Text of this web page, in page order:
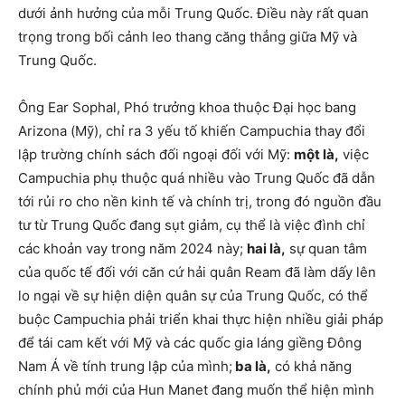
dưới ảnh hưởng của mỗi Trung Quốc. Điều này rất quan
trọng trong bối cảnh leo thang căng thẳng giữa Mỹ và
Trung Quốc.
Ông Ear Sophal, Phó trưởng khoa thuộc Đại học bang
Arizona (Mỹ), chỉ ra 3 yếu tố khiến Campuchia thay đổi
lập trường chính sách đối ngoại đối với Mỹ: một là, việc
Campuchia phụ thuộc quá nhiều vào Trung Quốc đã dẫn
tới rủi ro cho nền kinh tế và chính trị, trong đó nguồn đầu
tư từ Trung Quốc đang sụt giảm, cụ thể là việc đình chỉ
các khoản vay trong năm 2024 này; hai là, sự quan tâm
của quốc tế đối với căn cứ hải quân Ream đã làm dấy lên
lo ngại về sự hiện diện quân sự của Trung Quốc, có thể
buộc Campuchia phải triển khai thực hiện nhiều giải pháp
để tái cam kết với Mỹ và các quốc gia láng giềng Đông
Nam Á về tính trung lập của mình; ba là, có khả năng
chính phủ mới của Hun Manet đang muốn thể hiện mình